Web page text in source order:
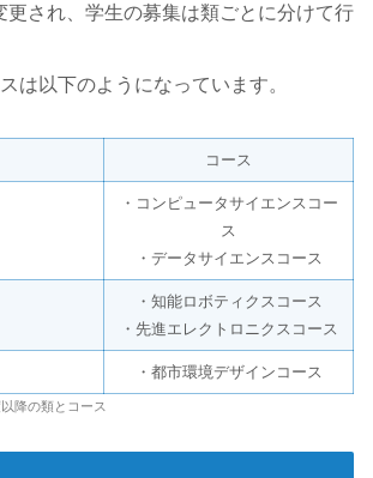
更され、学生の募集は類ごとに分けて行
は以下のようになっています。
コース
・コンピュータサイエンスコー
ス
・データサイエンスコース
・知能ロボティクスコース
・先進エレクトロニクスコース
・都市環境デザインコース
降の類とコース